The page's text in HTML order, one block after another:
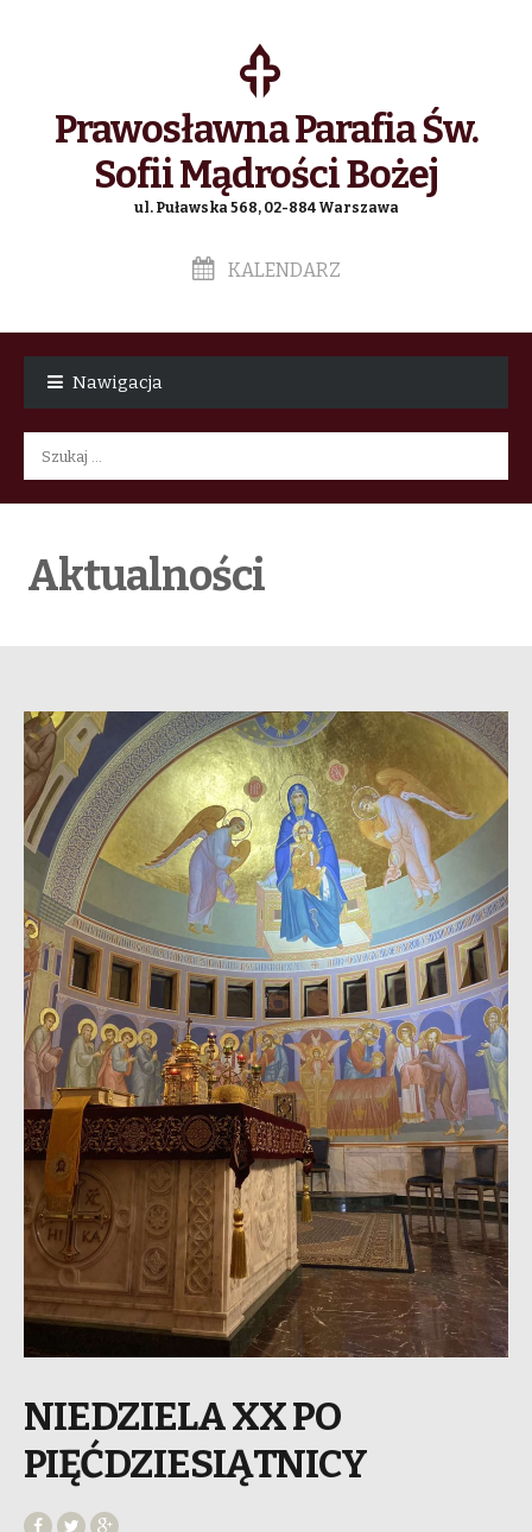
Prawosławna Parafia Św.
Sofii Mądrości Bożej
ul. Puławska 568, 02-884 Warszawa
KALENDARZ
Nawigacja
Szukaj:
Aktualności
NIEDZIELA XX PO
PIĘĆDZIESIĄTNICY